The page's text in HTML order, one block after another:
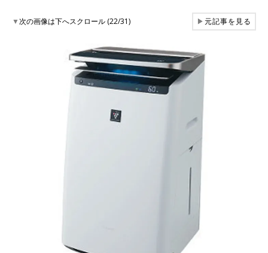
▼次の画像は下へスクロール (22/31) ▶元記事を見る